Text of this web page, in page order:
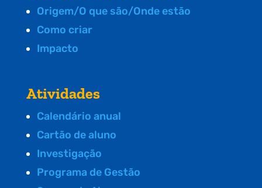
Origem/O que são/Onde estão
Como criar
Impacto
Atividades
Calendário anual
Cartão de aluno
Investigação
Programa de Gestão